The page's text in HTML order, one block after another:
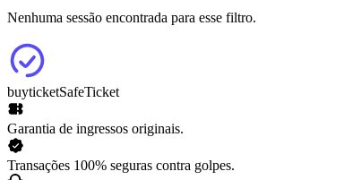
Nenhuma sessão encontrada para esse filtro.
buyticketSafeTicket
Garantia de ingressos originais.
Transações 100% seguras contra golpes.